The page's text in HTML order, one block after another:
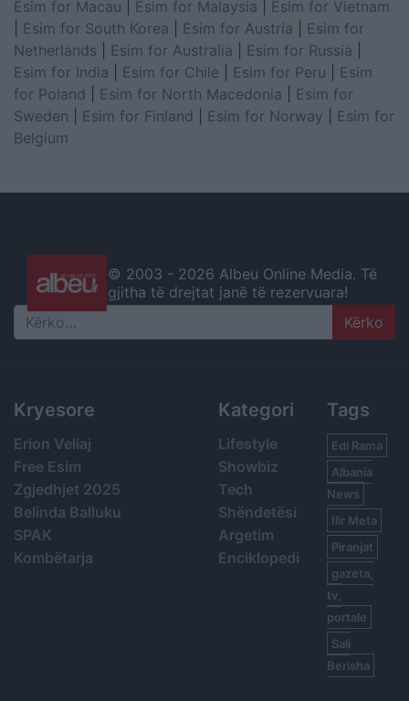
Esim for Macau
Esim for Malaysia
Esim for Vietnam
Esim for South Korea Esim for Austria
Esim for
Netherlands
Esim for Australia Esim for Russia
Esim for India
Esim for Chile Esim for Peru
Esim
for Poland
Esim for North Macedonia
Esim for
Sweden
Esim for Finland Esim for Norway
Esim for
Belgium
© 2003 - 2026 Albeu Online Media. Të
gjitha të drejtat janë të rezervuara!
Search
Kryesore
Erion Veliaj
Free Esim
Zgjedhjet 2025
Belinda Balluku
SPAK
Kombëtarja
Kategori
Lifestyle
Showbiz
Tech
Shëndetësi
Argetim
Enciklopedi
Tags
Edi Rama
Albania
News
Ilir Meta
Piranjat
gazeta,
tv,
portale
Sali
Berisha